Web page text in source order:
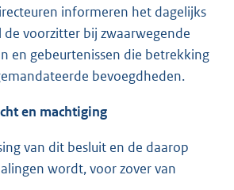
informeren het dagelijks
de voorzitter bij zwaarwegende
en gebeurtenissen die betrekking
bevoegdheden.
en machtiging
van dit besluit en de daarop
wordt, voor zover van